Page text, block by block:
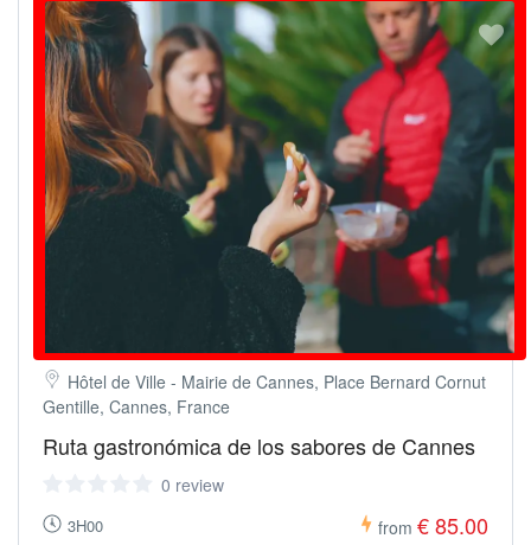
Hôtel de Ville - Mairie de Cannes, Place Bernard Cornut
Gentille, Cannes, France
Ruta gastronómica de los sabores de Cannes
0 review
3H00 from € 85.00